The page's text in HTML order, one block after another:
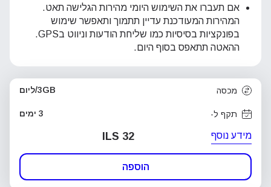
אם תעברו את השימוש היומי מהירות הגלישה תאט.
המהירות המעודכנת עדיין תתמוך ותאפשר שימוש
בפונקציות בסיסיות כמו שליחת הודעות וניווט בGPS.
ההאטה תתאפס בסוף היום.
מכסה 3GB/ליום
תקף ל- 3 ימים
מידע נוסף ILS 32
הוספה